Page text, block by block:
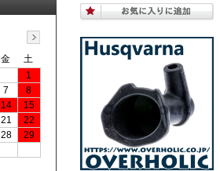
金
土
1
7
8
14
15
21
22
28
29